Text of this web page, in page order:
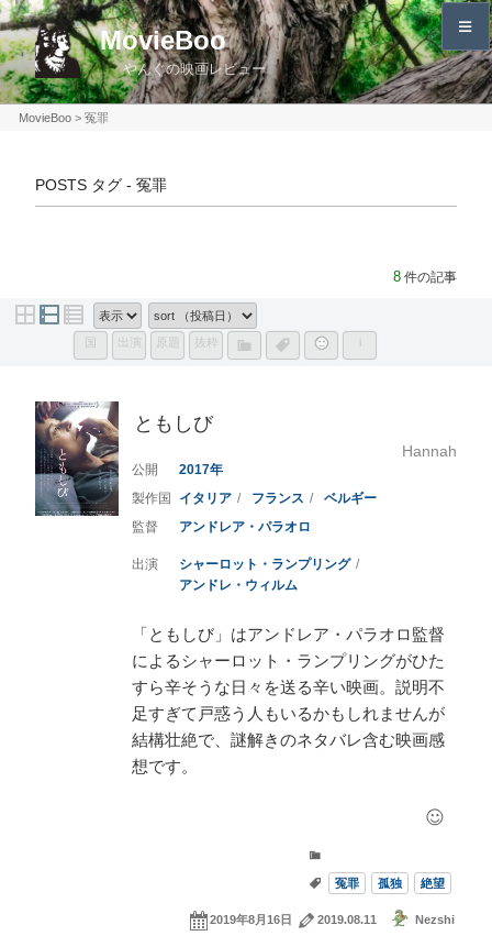
コ
ン
テ
ン
MovieBoo
やんぐの映画レビュー
MovieBoo> 冤罪
POSTS タグ - 冤罪
8 件の記事
国 出演 原題 抜粋 i
ともしび
Hannah
2017
イタリア
フランス
ベルギー
アンドレア・パラオロ
シャーロット・ランプリング
アンドレ・ウィルム
「ともしび」はアンドレア・パラオロ監督
によるシャーロット・ランプリングがひた
すら辛そうな日々を送る辛い映画。説明不
足すぎて戸惑う人もいるかもしれませんが
結構壮絶で、謎解きのネタバレ含む映画感
想です。
冤罪 孤独 絶望
2019年8月16日 2019.08.11 Nezshi